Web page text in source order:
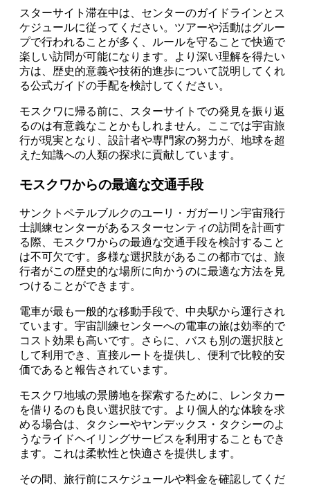
スターサイト滞在中は、センターのガイドラインとス
ケジュールに従ってください。ツアーや活動はグルー
プで行われることが多く、ルールを守ることで快適で
楽しい訪問が可能になります。より深い理解を得たい
方は、歴史的意義や技術的進歩について説明してくれ
る公式ガイドの手配を検討してください。
モスクワに帰る前に、スターサイトでの発見を振り返
るのは有意義なことかもしれません。ここでは宇宙旅
行が現実となり、設計者や専門家の努力が、地球を超
えた知識への人類の探求に貢献しています。
モスクワからの最適な交通手段
サンクトペテルブルクのユーリ・ガガーリン宇宙飛行
士訓練センターがあるスターセンティの訪問を計画す
る際、モスクワからの最適な交通手段を検討すること
は不可欠です。多様な選択肢があるこの都市では、旅
行者がこの歴史的な場所に向かうのに最適な方法を見
つけることができます。
電車が最も一般的な移動手段で、中央駅から運行され
ています。宇宙訓練センターへの電車の旅は効率的で
コスト効果も高いです。さらに、バスも別の選択肢と
して利用でき、直接ルートを提供し、便利で比較的安
価であると報告されています。
モスクワ地域の景勝地を探索するために、レンタカー
を借りるのも良い選択肢です。より個人的な体験を求
める場合は、タクシーやヤンデックス・タクシーのよ
うなライドヘイリングサービスを利用することもでき
ます。これは柔軟性と快適さを提供します。
その間、旅行前にスケジュールや料金を確認してくだ